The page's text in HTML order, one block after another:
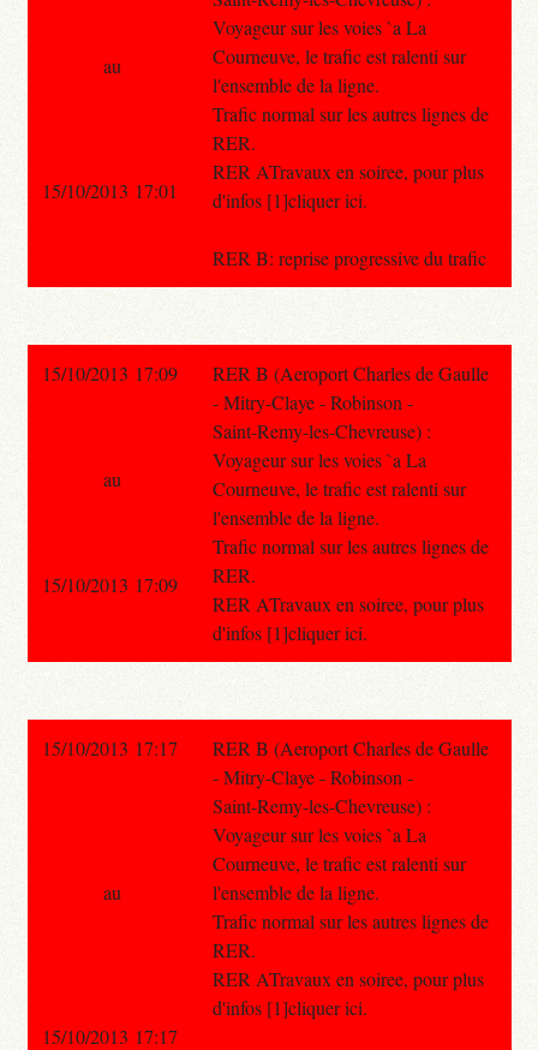
Voyageur sur les voies `a La
Courneuve, le trafic est ralenti sur
l'ensemble de la ligne.
Trafic normal sur les autres lignes de
RER.
RER ATravaux en soiree, pour plus
d'infos [1]cliquer ici.
RER B: reprise progressive du trafic
au
15/10/2013 17:01
15/10/2013 17:09
RER B (Aeroport Charles de Gaulle
- Mitry-Claye - Robinson -
Saint-Remy-les-Chevreuse) :
Voyageur sur les voies `a La
Courneuve, le trafic est ralenti sur
l'ensemble de la ligne.
Trafic normal sur les autres lignes de
RER.
RER ATravaux en soiree, pour plus
d'infos [1]cliquer ici.
au
15/10/2013 17:09
15/10/2013 17:17
RER B (Aeroport Charles de Gaulle
- Mitry-Claye - Robinson -
Saint-Remy-les-Chevreuse) :
Voyageur sur les voies `a La
Courneuve, le trafic est ralenti sur
l'ensemble de la ligne.
Trafic normal sur les autres lignes de
RER.
RER ATravaux en soiree, pour plus
d'infos [1]cliquer ici.
au
15/10/2013 17:17